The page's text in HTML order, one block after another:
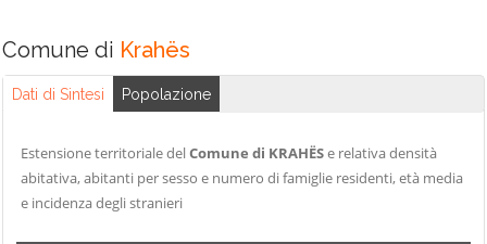
Comune di Krahës
Dati di Sintesi Popolazione
Estensione territoriale delComune di KRAHËSe relativa densità
abitativa, abitanti per sesso e numero di famiglie residenti, età media
e incidenza degli stranieri